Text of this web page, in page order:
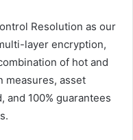
Resolution as our
layer encryption,
of hot and
measures, asset
100% guarantees